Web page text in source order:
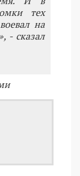
тех
на
- сказал